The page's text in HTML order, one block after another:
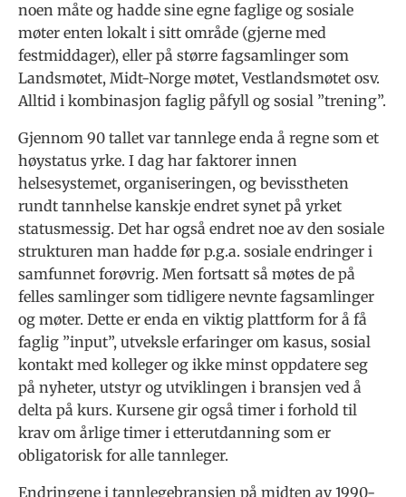
noen måte og hadde sine egne faglige og sosiale
møter enten lokalt i sitt område (gjerne med
festmiddager), eller på større fagsamlinger som
Landsmøtet, Midt-Norge møtet, Vestlandsmøtet osv.
Alltid i kombinasjon faglig påfyll og sosial ”trening”.
Gjennom 90 tallet var tannlege enda å regne som et
høystatus yrke. I dag har faktorer innen
helsesystemet, organiseringen, og bevisstheten
rundt tannhelse kanskje endret synet på yrket
statusmessig. Det har også endret noe av den sosiale
strukturen man hadde før p.g.a. sosiale endringer i
samfunnet forøvrig. Men fortsatt så møtes de på
felles samlinger som tidligere nevnte fagsamlinger
og møter. Dette er enda en viktig plattform for å få
faglig ”input”, utveksle erfaringer om kasus, sosial
kontakt med kolleger og ikke minst oppdatere seg
på nyheter, utstyr og utviklingen i bransjen ved å
delta på kurs. Kursene gir også timer i forhold til
krav om årlige timer i etterutdanning som er
obligatorisk for alle tannleger.
Endringene i tannlegebransjen på midten av 1990-